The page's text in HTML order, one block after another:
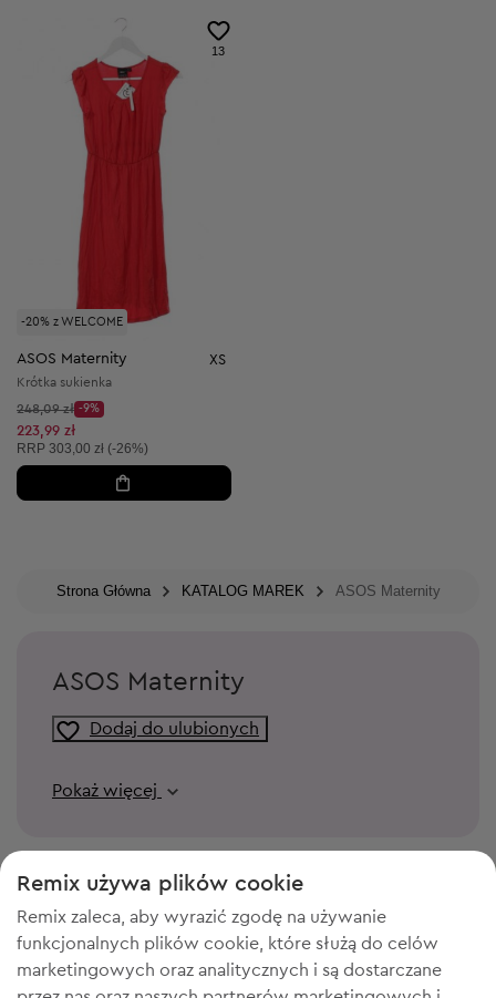
-20% z WELCOME
13
ASOS Maternity XS
Krótka sukienka
Cena początkowa:
248,09 zł
Discount Price:
-9%
Obniżona cena:
223,99 zł
Cena sugerowana:
RRP 303,00 zł (-26%)
Strona Główna KATALOG MAREK ASOS Maternity
ASOS Maternity
Dodaj do ulubionych
Pokaż więcej
Remix używa plików cookie
Remix zaleca, aby wyrazić zgodę na używanie
funkcjonalnych plików cookie, które służą do celów
marketingowych oraz analitycznych i są dostarczane